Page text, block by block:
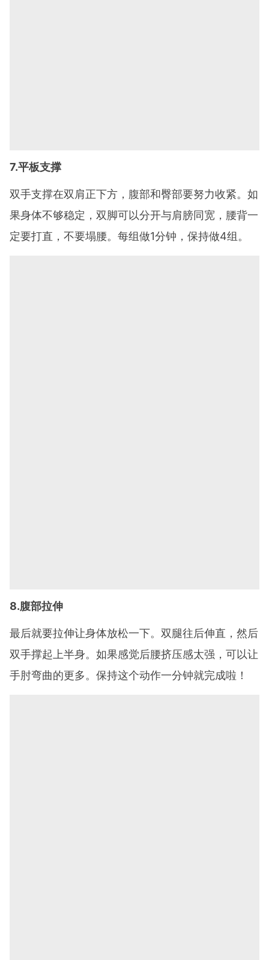
7.平板支撑
双手支撑在双肩正下方，腹部和臀部要努力收紧。如
果身体不够稳定，双脚可以分开与肩膀同宽，腰背一
定要打直，不要塌腰。每组做1分钟，保持做4组。
8.腹部拉伸
最后就要拉伸让身体放松一下。双腿往后伸直，然后
双手撑起上半身。如果感觉后腰挤压感太强，可以让
手肘弯曲的更多。保持这个动作一分钟就完成啦！